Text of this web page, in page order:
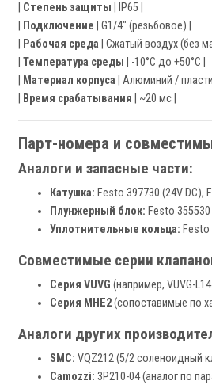
Степень защиты | IP65 |
Подключение | G1/4" (резьбовое) |
Рабочая среда | Сжатый воздух (без
Температура среды | -10°C до +50°C |
Материал корпуса | Алюминий /
Время срабатывания | ~20 мс |
Парт-номера и
Аналоги и запасные части:
Катушка: Festo 397730 (24V DC),
Плунжерный блок: Festo 355530
Уплотнительные кольца: Festo
Совместимые серии
Серия VUVG (например, VUVG-
Серия MHE2(сопоставимые по
Аналоги других
SMC: VQZ212 (5/2 соленоидный
Camozzi: 3P210-04 (аналог по